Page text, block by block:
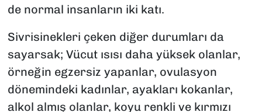
de normal insanların iki katı.
Sivrisinekleri çeken diğer durumları da
sayarsak; Vücut ısısı daha yüksek olanlar,
örneğin egzersiz yapanlar, ovulasyon
dönemindeki kadınlar, ayakları kokanlar,
alkol almış olanlar, koyu renkli ve kırmızı